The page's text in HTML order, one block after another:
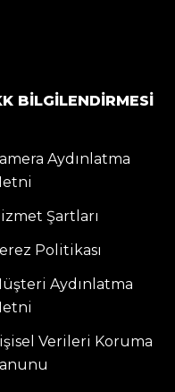
BILGILENDIRMESI
Aydınlatma
Şartları
Politikası
Aydınlatma
Verileri Koruma